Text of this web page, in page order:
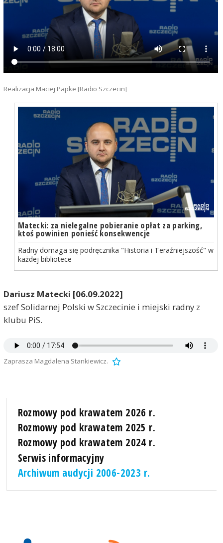
Realizacja Maciej Papke [Radio Szczecin]
Matecki: za nielegalne pobieranie opłat za parking,
ktoś powinien ponieść konsekwencje
Radny domaga się podręcznika "Historia i Teraźniejszość" w
każdej bibliotece
Dariusz Matecki [06.09.2022]
szef Solidarnej Polski w Szczecinie i miejski radny z
klubu PiS.
Zaprasza Magdalena Stankiewicz.
Rozmowy pod krawatem 2026 r.
Rozmowy pod krawatem 2025 r.
Rozmowy pod krawatem 2024 r.
Serwis informacyjny
Archiwum audycji 2006-2023 r.